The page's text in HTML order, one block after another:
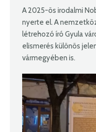
A 2025-ös irodalmi
nyerte el. A
létrehozó író Gyula
elismerés különös
vármegyében is.